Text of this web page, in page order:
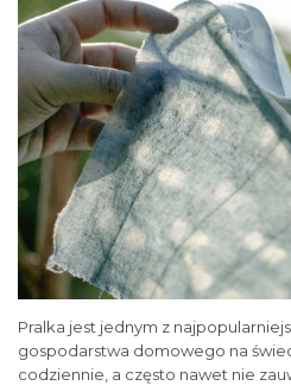
Pralka jest jednym z
gospodarstwa domowego na
codziennie, a często nawet nie